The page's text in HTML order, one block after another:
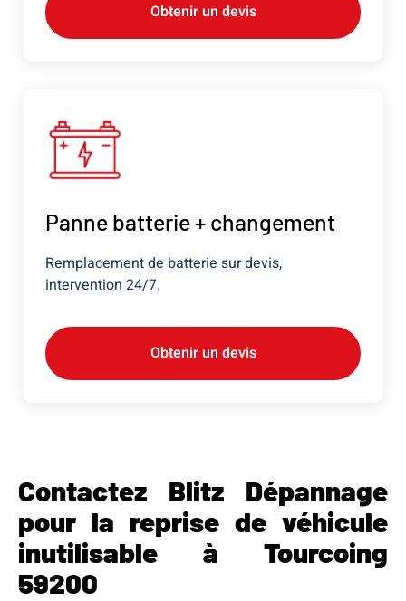
Obtenir un devis
Panne batterie + changement
Remplacement de batterie sur devis,
intervention 24/7.
Obtenir un devis
Contactez Blitz Dépannage
pour la reprise de véhicule
inutilisable à Tourcoing
59200